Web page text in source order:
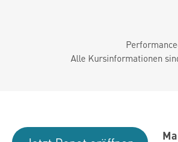
Alle Kursinformationen